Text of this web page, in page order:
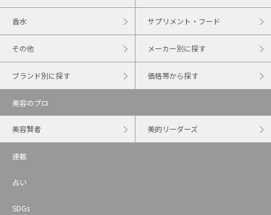
香水 サプリメント・フード
その他 メーカー別に探す
ブランド別に探す 価格帯から探す
美容のプロ
美容賢者 美的リーダーズ
連載
占い
SDGs